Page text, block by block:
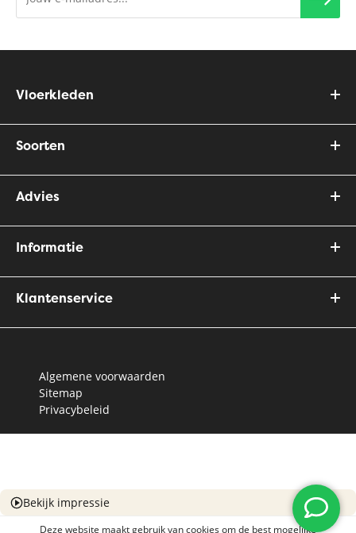
Vloerkleden
Soorten
Advies
Informatie
Klantenservice
Algemene voorwaarden
Sitemap
Privacybeleid
Bekijk impressie
Deze website maakt gebruik van cookies om de best mogelijke